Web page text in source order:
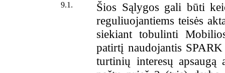
9.1.
Šios Sąlygos gali būti
reguliuojantiems teisės
siekiant tobulinti
patirtį naudojantis
turtinių interesų apsaugą